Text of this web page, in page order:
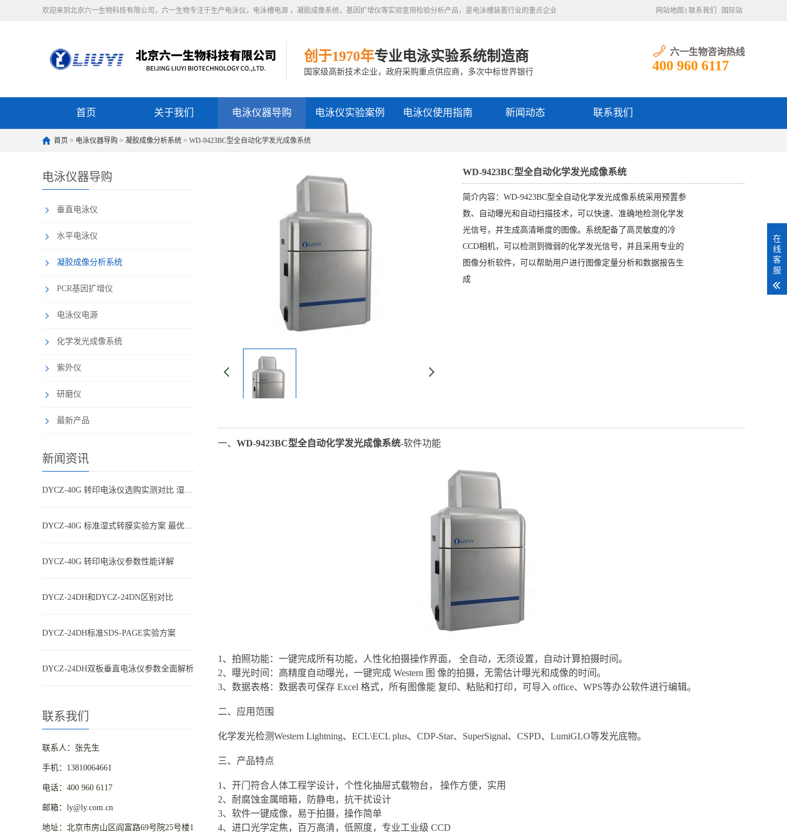
欢迎来到北京六一生物科技有限公司，六一生物专注于生产电泳仪，电泳槽电源 ，凝胶成像系统，基因扩增仪等实验室用检验分析产品，是电泳槽装置行业的重点企业 网站地图 联系我们 国际站
创于1970年专业电泳实验系统制造商
国家级高新技术企业，政府采购重点供应商，多次中标世界银行
六一生物咨询热线
400 960 6117
首页 关于我们 电泳仪器导购 电泳仪实验案例 电泳仪使用指南 新闻动态 联系我们
首页 > 电泳仪器导购 > 凝胶成像分析系统 > WD-9423BC型全自动化学发光成像系统
电泳仪器导购
垂直电泳仪
水平电泳仪
凝胶成像分析系统
PCR基因扩增仪
电泳仪电源
化学发光成像系统
紫外仪
研磨仪
最新产品
新闻资讯
DYCZ-40G 转印电泳仪选购实测对比 湿转设备怎么选不踩坑
DYCZ-40G 标准湿式转膜实验方案 最优参数搭配
DYCZ-40G 转印电泳仪参数性能详解
DYCZ-24DH和DYCZ-24DN区别对比
DYCZ-24DH标准SDS-PAGE实验方案
DYCZ-24DH双板垂直电泳仪参数全面解析
联系我们
联系人：张先生
手机：13810064661
电话：400 960 6117
邮箱：ly@ly.com.cn
地址：北京市房山区阎富路69号院25号楼1
WD-9423BC型全自动化学发光成像系统
简介内容：WD-9423BC型全自动化学发光成像系统采用预置参
数、自动曝光和自动扫描技术，可以快速、准确地检测化学发
光信号，并生成高清晰度的图像。系统配备了高灵敏度的冷
CCD相机，可以检测到微弱的化学发光信号，并且采用专业的
图像分析软件，可以帮助用户进行图像定量分析和数据报告生
成
一、 WD-9423BC型全自动化学发光成像系统-软件功能
1、拍照功能：一键完成所有功能，人性化拍摄操作界面， 全自动，无须设置，自动计算拍摄时间。
2、曝光时间：高精度自动曝光，一键完成 Western 图 像的拍摄，无需估计曝光和成像的时间。
3、数据表格：数据表可保存 Excel 格式，所有图像能 复印、粘贴和打印，可导入 office、WPS等办公软件进行编辑。
二、应用范围
化学发光检测Western Lightning、ECL\ECL plus、CDP-Star、SuperSignal、CSPD、LumiGLO等发光底物。
三、产品特点
1、开门符合人体工程学设计，个性化抽屉式载物台， 操作方便，实用
2、耐腐蚀金属暗箱，防静电，抗干扰设计
3、软件一键成像，易于拍摄，操作简单
4、进口光学定焦，百万高清，低照度，专业工业级 CCD
在
线
客
服